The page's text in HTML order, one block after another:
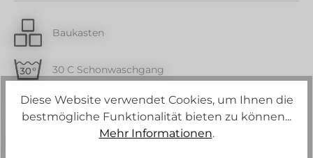
Baukasten
30 C Schonwaschgang
Strech
Diese Website verwendet Cookies, um Ihnen die
bestmögliche Funktionalität bieten zu können...
Mehr Informationen.